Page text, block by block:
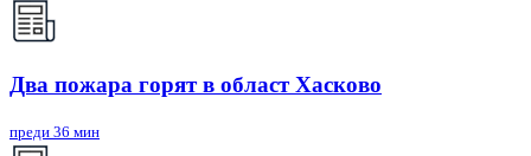
Два пожара горят в област Хасково
преди 36 мин